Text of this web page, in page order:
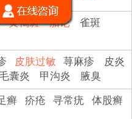
黄褐斑 胎记
雀斑
皮肤过敏 荨麻疹
皮炎
囊炎 甲沟炎 腋臭
癣 疥疮 寻常疣 体股癣